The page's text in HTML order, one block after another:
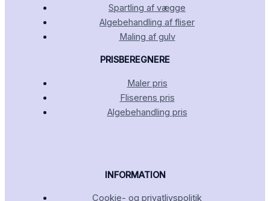
Spartling af vægge
Algebehandling af fliser
Maling af gulv
PRISBEREGNERE
Maler pris
Fliserens pris
Algebehandling pris
INFORMATION
Cookie- og privatlivspolitik